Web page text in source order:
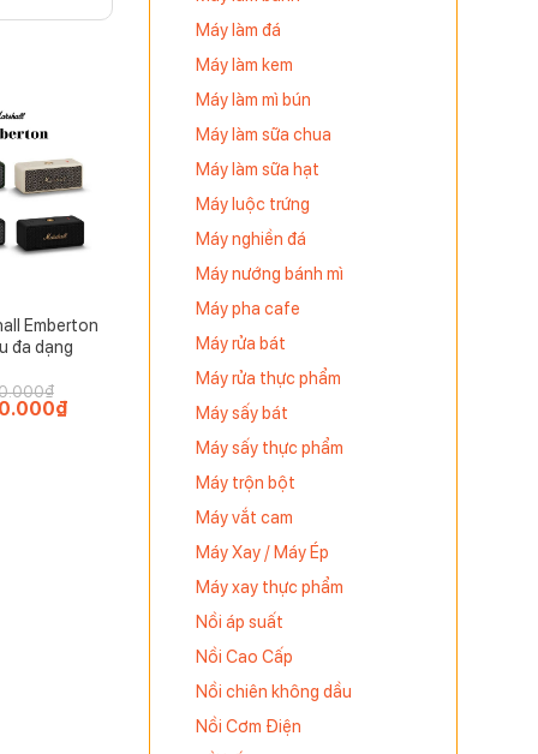
Máy làm đá
Máy làm kem
Máy làm mì bún
Máy làm sữa chua
Máy làm sữa hạt
Máy luộc trứng
Máy nghiền đá
Máy nướng bánh mì
Máy pha cafe
Máy rửa bát
Máy rửa thực phẩm
Máy sấy bát
Máy sấy thực phẩm
Máy trộn bột
Máy vắt cam
Máy Xay / Máy Ép
Máy xay thực phẩm
Nồi áp suất
Nồi Cao Cấp
Nồi chiên không dầu
Nồi Cơm Điện
liệu
trong
nên vẻ
Emberton
đa dạng
₫
₫Giá